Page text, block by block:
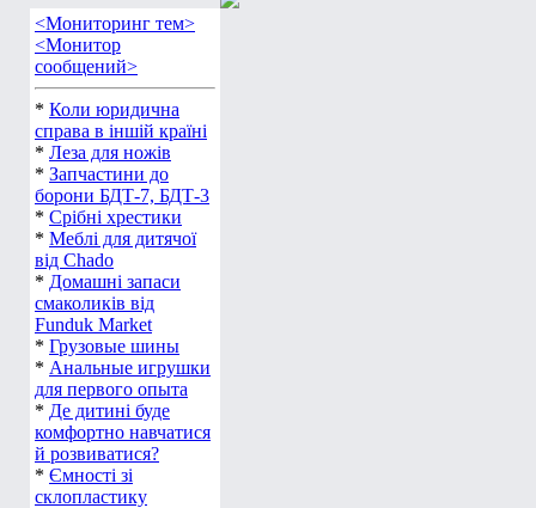
<Мониторинг тем>
<Монитор
сообщений>
* Коли юридична
справа в іншій країні
* Леза для ножів
* Запчастини до
борони БДТ-7, БДТ-3
* Срібні хрестики
* Меблі для дитячої
від Chado
* Домашні запаси
смаколиків від
Funduk Market
* Грузовые шины
* Анальные игрушки
для первого опыта
* Де дитині буде
комфортно навчатися
й розвиватися?
* Ємності зі
склопластику